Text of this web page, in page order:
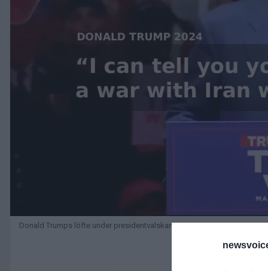
Donald Trumps löfte under presidentvalskampanjen 2024